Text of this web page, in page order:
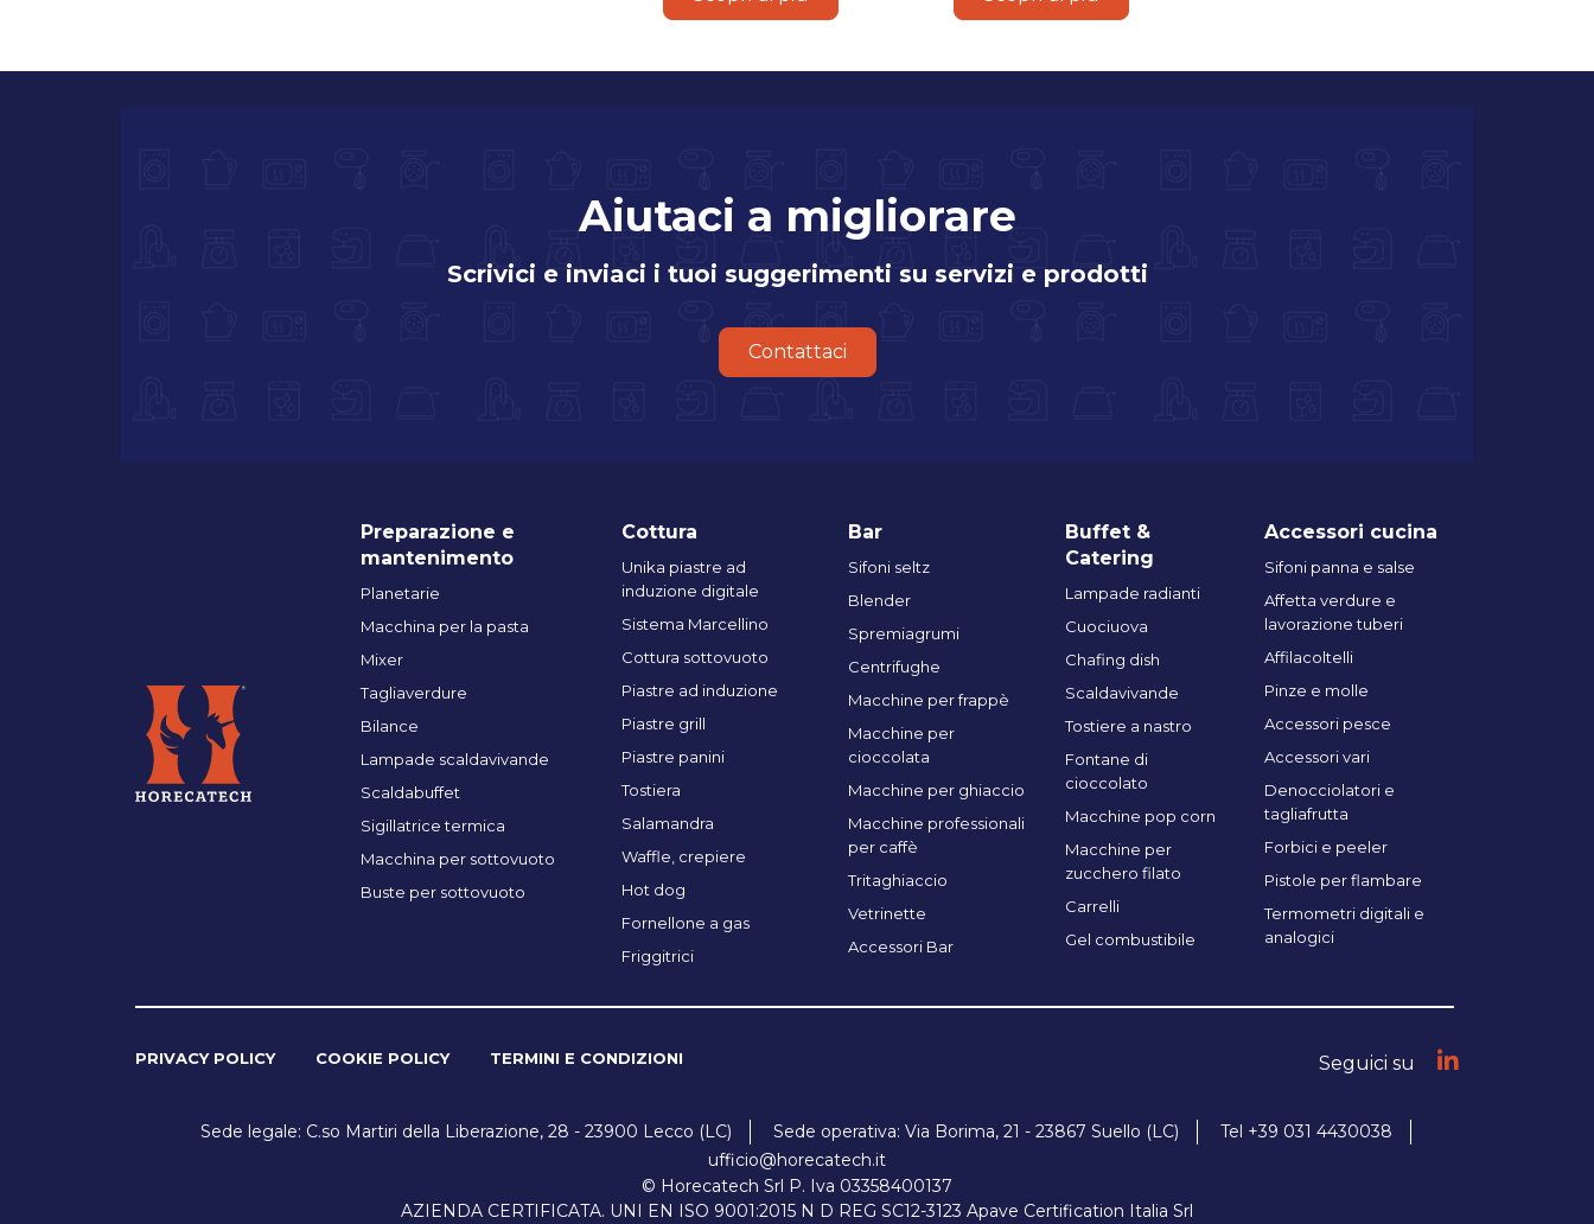
Aiutaci a migliorare
Scrivici e inviaci i tuoi suggerimenti su servizi e prodotti
Contattaci
Preparazione e
mantenimento
Planetarie
Macchina per la pasta
Mixer
Tagliaverdure
Bilance
Lampade scaldavivande
Scaldabuffet
Sigillatrice termica
Macchina per sottovuoto
Buste per sottovuoto
Cottura
Unika piastre ad
induzione digitale
Sistema Marcellino
Cottura sottovuoto
Piastre ad induzione
Piastre grill
Piastre panini
Tostiera
Salamandra
Waffle, crepiere
Hot dog
Fornellone a gas
Friggitrici
Bar
Sifoni seltz
Blender
Spremiagrumi
Centrifughe
Macchine per frappè
Macchine per
cioccolata
Macchine per ghiaccio
Macchine professionali
per caffè
Tritaghiaccio
Vetrinette
Accessori Bar
Buffet &
Catering
Lampade radianti
Cuociuova
Chafing dish
Scaldavivande
Tostiere a nastro
Fontane di
cioccolato
Macchine pop corn
Macchine per
zucchero filato
Carrelli
Gel combustibile
Accessori cucina
Sifoni panna e salse
Affetta verdure e
lavorazione tuberi
Affilacoltelli
Pinze e molle
Accessori pesce
Accessori vari
Denocciolatori e
tagliafrutta
Forbici e peeler
Pistole per flambare
Termometri digitali e
analogici
PRIVACY POLICY COOKIE POLICY TERMINI E CONDIZIONI Seguici su
Sede legale: C.so Martiri della Liberazione, 28 - 23900 Lecco (LC) Sede operativa: Via Borima, 21 - 23867 Suello (LC)
Tel +39 031 4430038
ufficio@horecatech.it
© Horecatech Srl P. Iva 03358400137
AZIENDA CERTIFICATA. UNI EN ISO 9001:2015 N D REG SC12-3123 Apave Certification Italia Srl